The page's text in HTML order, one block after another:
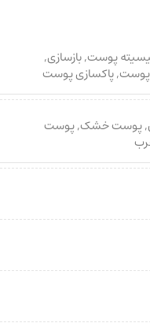
پوست,بازسازی,
پوست,پاکسازی پوست
,پوست خشک,پوست